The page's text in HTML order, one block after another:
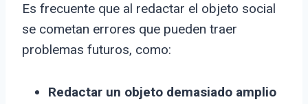
Es frecuente que al redactar el objeto social
se cometan errores que pueden traer
problemas futuros, como:
Redactar un objeto demasiado amplio